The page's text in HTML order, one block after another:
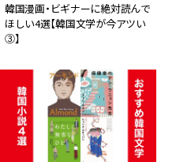
韓国漫画・ビギナーに絶対読んで
ほしい4選【韓国文学が今アツい
③】